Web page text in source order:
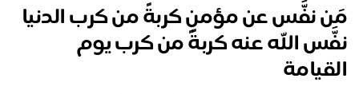
مَن نفَّس عن مؤمنٍ كربةً من كرب الدنيا
نفَّس الله عنه كربةً من كرب يوم
القيامة